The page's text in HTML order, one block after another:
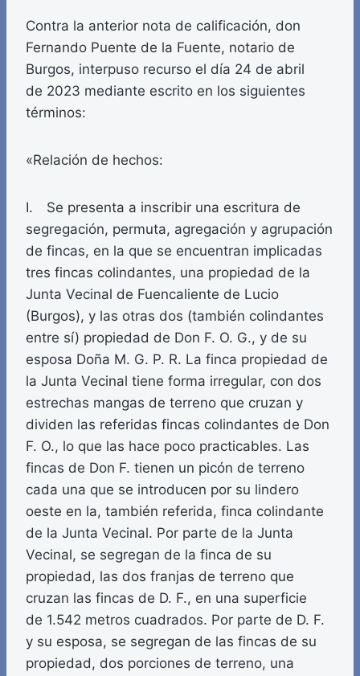
Contra la anterior nota de calificación, don
Fernando Puente de la Fuente, notario de
Burgos, interpuso recurso el día 24 de abril
de 2023 mediante escrito en los siguientes
términos:
«Relación de hechos:
I. Se presenta a inscribir una escritura de
segregación, permuta, agregación y agrupación
de fincas, en la que se encuentran implicadas
tres fincas colindantes, una propiedad de la
Junta Vecinal de Fuencaliente de Lucio
(Burgos), y las otras dos (también colindantes
entre sí) propiedad de Don F. O. G., y de su
esposa Doña M. G. P. R. La finca propiedad de
la Junta Vecinal tiene forma irregular, con dos
estrechas mangas de terreno que cruzan y
dividen las referidas fincas colindantes de Don
F. O., lo que las hace poco practicables. Las
fincas de Don F. tienen un picón de terreno
cada una que se introducen por su lindero
oeste en la, también referida, finca colindante
de la Junta Vecinal. Por parte de la Junta
Vecinal, se segregan de la finca de su
propiedad, las dos franjas de terreno que
cruzan las fincas de D. F., en una superficie
de 1.542 metros cuadrados. Por parte de D. F.
y su esposa, se segregan de las fincas de su
propiedad, dos porciones de terreno, una